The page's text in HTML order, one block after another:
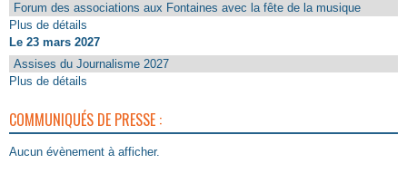
Forum des associations aux Fontaines avec la fête de la musique
Plus de détails
Le 23 mars 2027
Assises du Journalisme 2027
Plus de détails
COMMUNIQUÉS DE PRESSE :
Aucun évènement à afficher.